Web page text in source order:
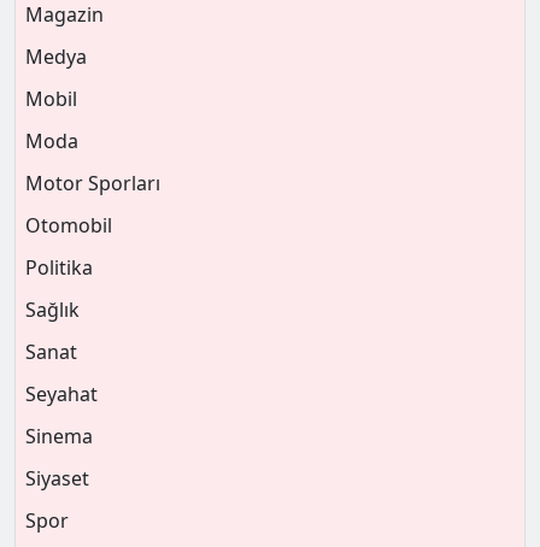
Magazin
Medya
Mobil
Moda
Motor Sporları
Otomobil
Politika
Sağlık
Sanat
Seyahat
Sinema
Siyaset
Spor